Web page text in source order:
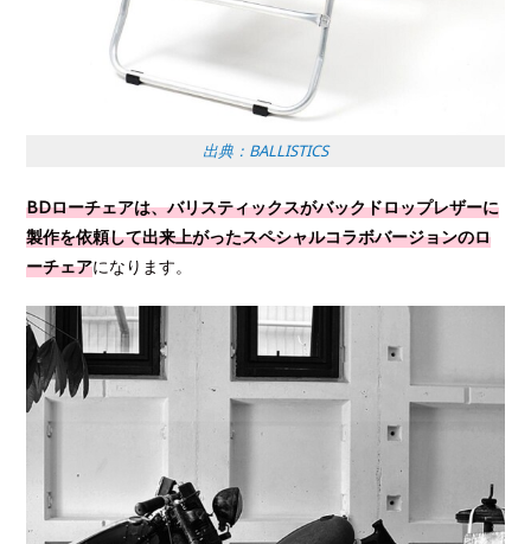
出典：BALLISTICS
BDローチェアは、バリスティックスがバックドロップレザーに
製作を依頼して出来上がったスペシャルコラボバージョンのロ
ーチェアになります。